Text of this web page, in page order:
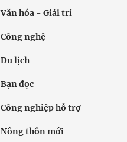
Văn hóa - Giải trí
Công nghệ
Du lịch
Bạn đọc
Công nghiệp hỗ trợ
Nông thôn mới